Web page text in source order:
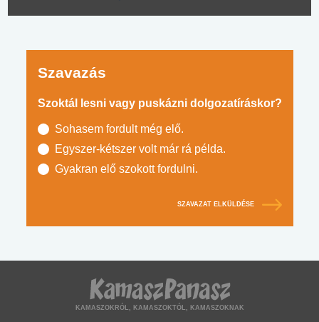
Szavazás
Szoktál lesni vagy puskázni dolgozatíráskor?
Sohasem fordult még elő.
Egyszer-kétszer volt már rá példa.
Gyakran elő szokott fordulni.
SZAVAZAT ELKÜLDÉSE
KAMASZOKRÓL, KAMASZOKTÓL, KAMASZOKNAK